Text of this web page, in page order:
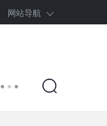
网站导航